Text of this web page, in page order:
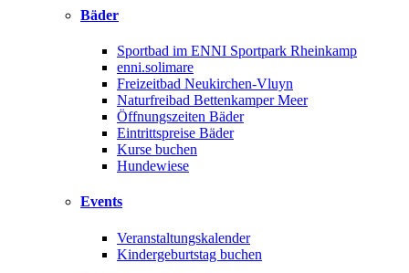
Bäder
Sportbad im ENNI Sportpark Rheinkamp
enni.solimare
Freizeitbad Neukirchen-Vluyn
Naturfreibad Bettenkamper Meer
Öffnungszeiten Bäder
Eintrittspreise Bäder
Kurse buchen
Hundewiese
Events
Veranstaltungskalender
Kindergeburtstag buchen